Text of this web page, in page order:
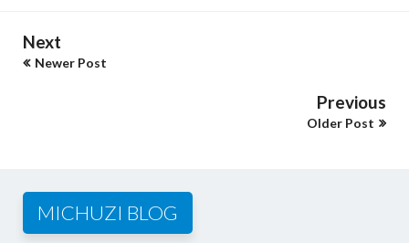
Next
Newer Post
Previous
Older Post
MICHUZI BLOG